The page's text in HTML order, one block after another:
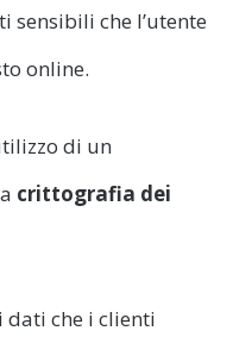
sensibili che l’utente
online.
di un
crittografia dei
che i clienti